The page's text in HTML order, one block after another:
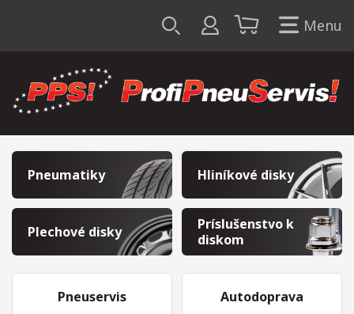
Menu
Pneumatiky Hliníkové disky
Plechové disky
Príslušenstvo k
diskom
Pneuservis Autodoprava